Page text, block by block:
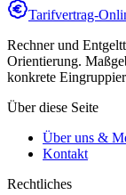
Tarifvertrag-
Rechner und
Orientierung.
konkrete
Über diese Seite
Über uns &
Kontakt
Rechtliches